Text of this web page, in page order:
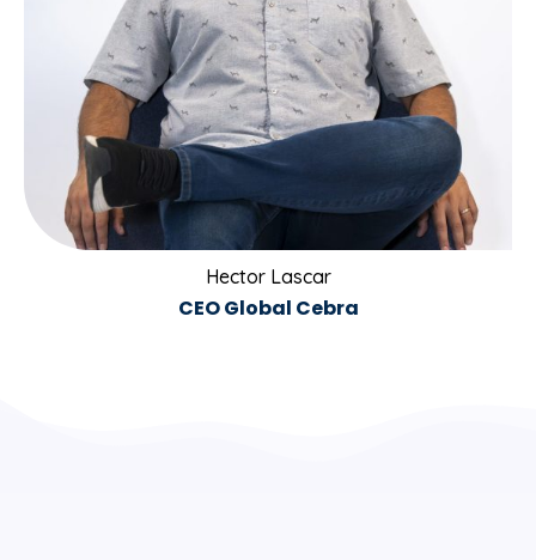
Hector Lascar
CEO Global Cebra